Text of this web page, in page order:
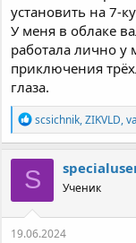
установить на 7-
У меня в облаке
работала лично у
приключения
глаза.
Р
е
а
к
ц
и
и
:
scsichnik,ZIKVLD,
S Ученик
19.06.2024